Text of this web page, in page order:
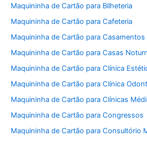
Maquininha de Cartão para Bilheteria
Maquininha de Cartão para Cafeteria
Maquininha de Cartão para Casamentos
Maquininha de Cartão para Casas
Maquininha de Cartão para Clínica
Maquininha de Cartão para Clínica
Maquininha de Cartão para Clínicas
Maquininha de Cartão para Congressos
Maquininha de Cartão para Consultório